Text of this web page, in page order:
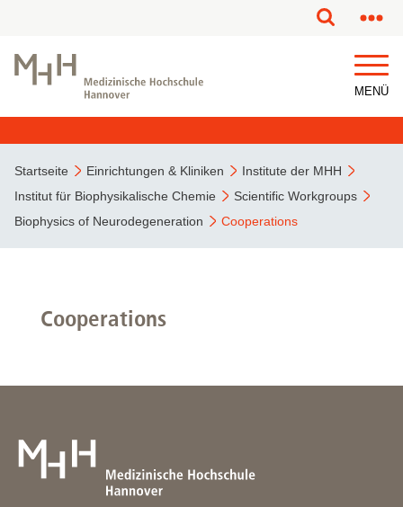
MENÜ
Startseite Einrichtungen & Kliniken
Institute der MHH
Institut für Biophysikalische Chemie
Scientific Workgroups
Biophysics of Neurodegeneration
Cooperations
Cooperations